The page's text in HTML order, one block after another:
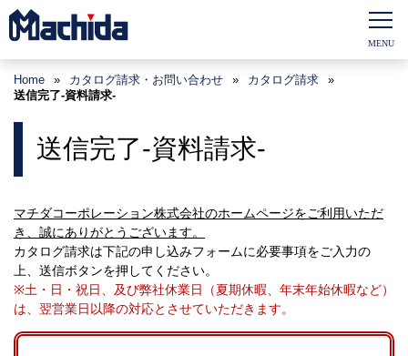
Home » カタログ請求・お問い合わせ » カタログ請求
»
送信完了-資料請求-
送信完了-資料請求-
マチダコーポレーション株式会社のホームページをご利用いただ
き、誠にありがとうございます。
カタログ請求は下記の申し込みフォームに必要事項をご入力の
上、送信ボタンを押してください。
※土・日・祝日、及び弊社休業日（夏期休暇、年末年始休暇など）
は、翌営業日以降の対応とさせていただきます。